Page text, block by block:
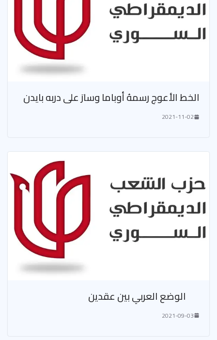
الخط الأعوج رسمهُ أوباما وسارَ على دربه بايدن
2021-11-02
الوضع العربي بين عقدين
2021-09-03